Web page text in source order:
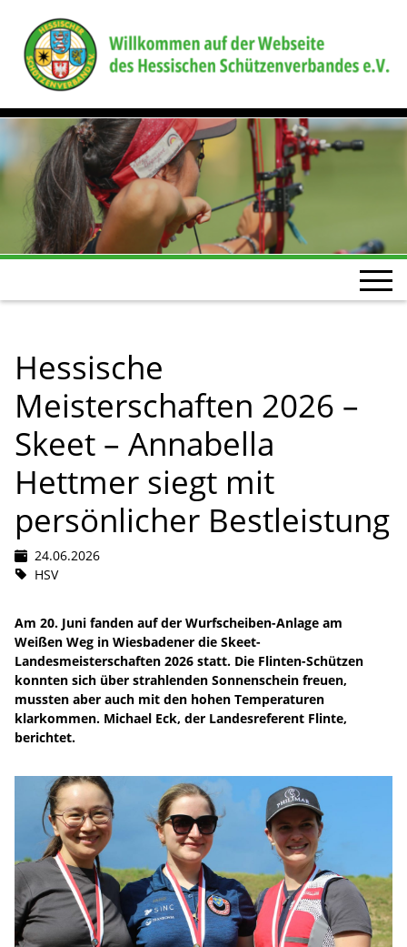
Hessische
Meisterschaften 2026 –
Skeet – Annabella
Hettmer siegt mit
persönlicher Bestleistung
24.06.2026
HSV
Am 20. Juni fanden auf der Wurfscheiben-Anlage am
Weißen Weg in Wiesbadener die Skeet-
Landesmeisterschaften 2026 statt. Die Flinten-Schützen
konnten sich über strahlenden Sonnenschein freuen,
mussten aber auch mit den hohen Temperaturen
klarkommen. Michael Eck, der Landesreferent Flinte,
berichtet.